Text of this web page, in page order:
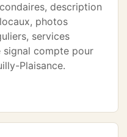
description
photos
services
compte pour
Plaisance.